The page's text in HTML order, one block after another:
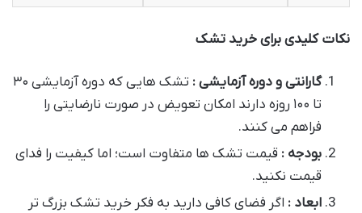
نکات کلیدی برای خرید تشک
گارانتی و دوره آزمایشی :
تشک هایی که دوره آزمایشی ۳۰
تا ۱۰۰ روزه دارند امکان تعویض در صورت نارضایتی را
فراهم می کنند.
بودجه : قیمت تشک ها متفاوت است؛ اما کیفیت را فدای
قیمت نکنید.
ابعاد : اگر فضای کافی دارید به فکر خرید تشک بزرگ تر